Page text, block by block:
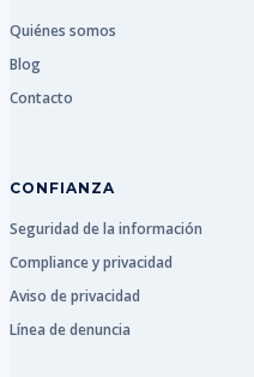
Quiénes somos
Blog
Contacto
CONFIANZA
Seguridad de la información
Compliance y privacidad
Aviso de privacidad
Línea de denuncia